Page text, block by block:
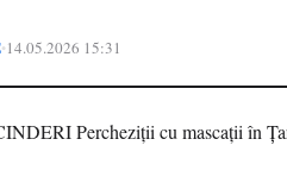
•14.05.2026 15:31